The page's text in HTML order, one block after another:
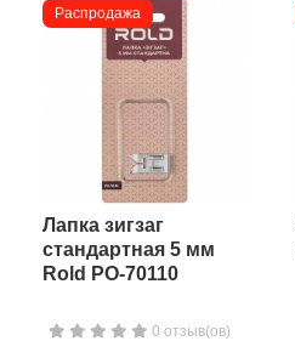
Распродажа
Лапка зигзаг
стандартная 5 мм
Rold PO-70110
0 отзыв(ов)